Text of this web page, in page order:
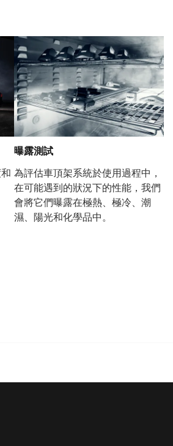
曝露測試
為評估車頂架系統於使用過程中，
在可能遇到的狀況下的性能，我們
會將它們曝露在極熱、極冷、潮
濕、陽光和化學品中。